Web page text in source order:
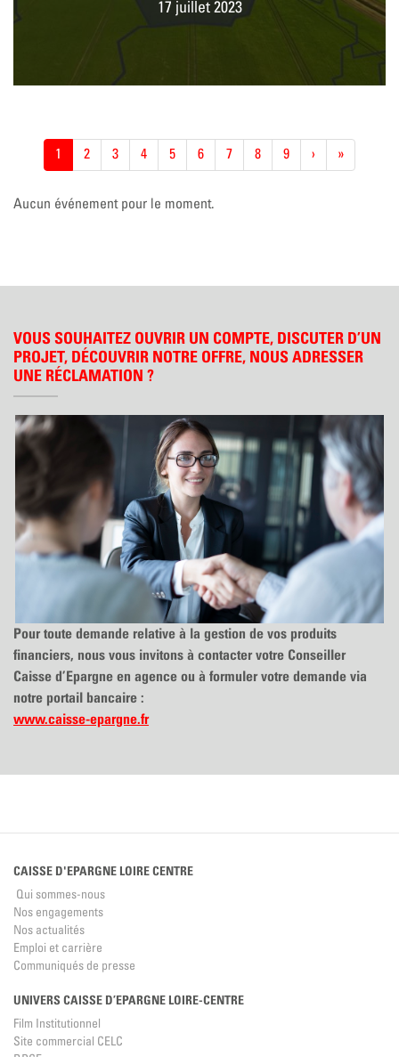
17 juillet 2023
Page
actuelle
1 Page
2 Page
3 Page
4 Page
5 Page
6 Page
7 Page
8 Page
9
Page
suivante
›
Dernière
page
»
Aucun événement pour le moment.
VOUS SOUHAITEZ OUVRIR UN COMPTE, DISCUTER D’UN
PROJET, DÉCOUVRIR NOTRE OFFRE, NOUS ADRESSER
UNE RÉCLAMATION ?
Pour toute demande relative à la gestion de vos produits
financiers, nous vous invitons à contacter votre Conseiller
Caisse d’Epargne en agence ou à formuler votre demande via
notre portail bancaire :
www.caisse-epargne.fr
CAISSE D'EPARGNE LOIRE CENTRE
Qui sommes-nous
Nos engagements
Nos actualités
Emploi et carrière
Communiqués de presse
UNIVERS CAISSE D’EPARGNE LOIRE-CENTRE
Film Institutionnel
Site commercial CELC